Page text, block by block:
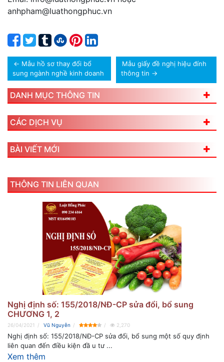
anhpham@luathongphuc.vn
← Mẫu hồ sơ thay đổi bổ
sung ngành nghề kinh doanh
Mẫu giấy đề nghị hiệu đính
thông tin →
DANH MỤC THÔNG TIN
CÁC DỊCH VỤ
BÀI VIẾT MỚI
THÔNG TIN LIÊN QUAN
Nghị định số: 155/2018/NĐ-CP sửa đổi, bổ sung
CHƯƠNG 1, 2
26/04/2021 Vũ Nguyễn 2,270
Nghị định số: 155/2018/NĐ-CP sửa đổi, bổ sung một số quy định
liên quan đến điều kiện đầ u tư ...
Xem thêm